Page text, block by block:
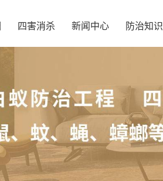
四害消杀 新闻中心 防治知识